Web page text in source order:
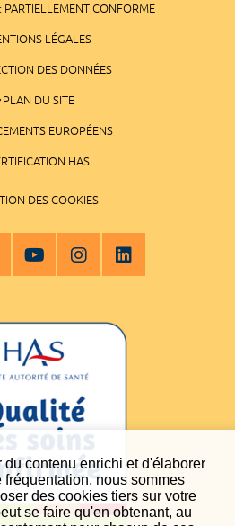
contenu enrichi et d'élaborer
fréquentation, nous sommes
des cookies tiers sur votre
se faire qu'en obtenant, au
PARTIELLEMENT CONFORME
LÉGALES
DES DONNÉES
PLAN DU SITE
EUROPÉENS
HAS
DES COOKIES